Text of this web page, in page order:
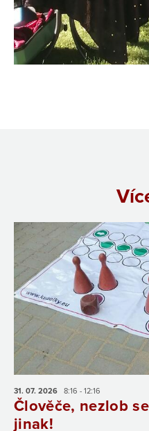
31. 07. 2026 8:16 - 12:16
Člověče, nezlob
jinak!